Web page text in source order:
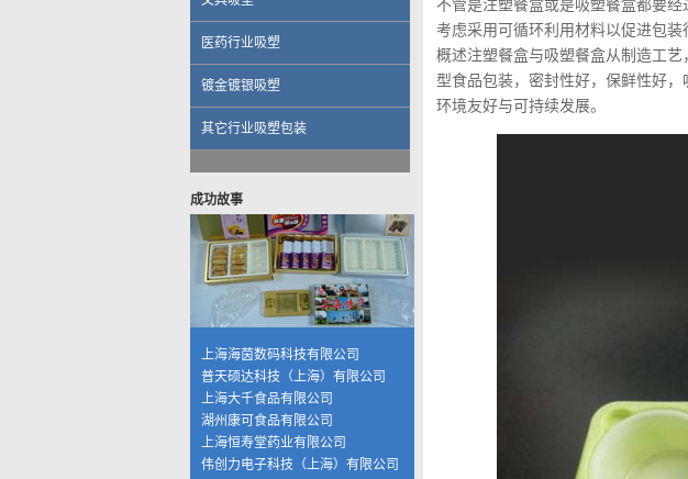
医药行业吸塑
镀金镀银吸塑
其它行业吸塑包装
成功故事
伟创力电子科技（上海）有限公司
英华达（上海）科技有限公司
上海大唐移动通信设备有限公司
晨讯科技集团上海晨兴电子科技
资生堂集团上海华妮透明美容香皂
伽蓝集团上海欧格米兰化妆品厂
苏州黎姿化妆品有限公司
杭州珀莱雅控股股份有限公司
福兴工业（上海）有限公司
上海海茵数码科技有限公司
普天硕达科技（上海）有限公司
上海大千食品有限公司
湖州康可食品有限公司
上海恒寿堂药业有限公司
伟创力电子科技（上海）有限公司
不管是注塑餐盒或是吸塑餐盒都要
考虑采用可循环利用材料以促进包装
概述注塑餐盒与吸塑餐盒从制造工
型食品包装，密封性好，保鲜性好
环境友好与可持续发展。